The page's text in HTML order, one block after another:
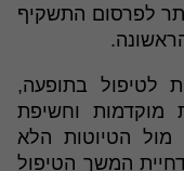
לפרסום התשקיף
לטיפול בתופעה,
מוקדמות וחשיפת
מול הטיוטות הלא
המשך הטיפול